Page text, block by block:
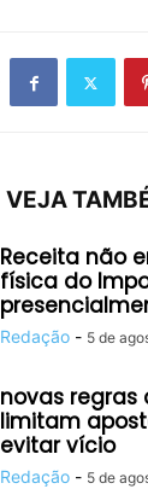
VEJA
Receita não
física do
Redação - 5 de
novas regras
limitam
evitar vício
Redação - 5 de